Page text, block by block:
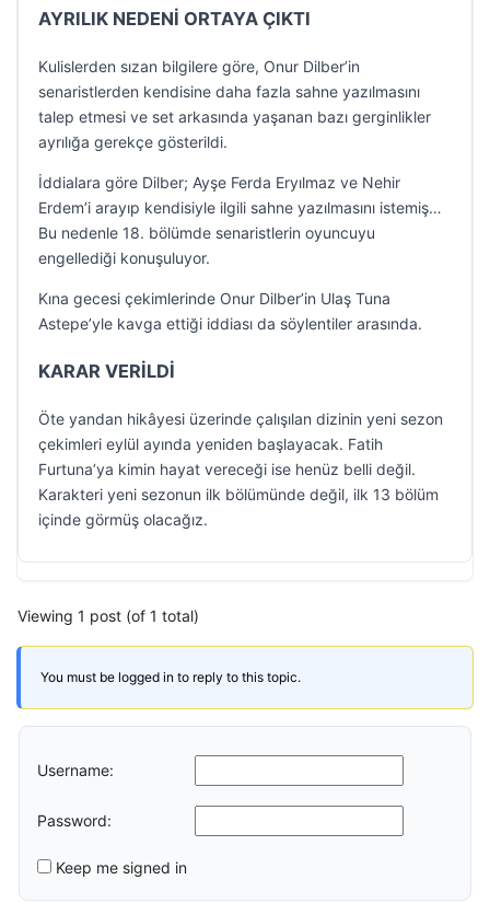
AYRILIK NEDENİ ORTAYA ÇIKTI
Kulislerden sızan bilgilere göre, Onur Dilber’in
senaristlerden kendisine daha fazla sahne yazılmasını
talep etmesi ve set arkasında yaşanan bazı gerginlikler
ayrılığa gerekçe gösterildi.
İddialara göre Dilber; Ayşe Ferda Eryılmaz ve Nehir
Erdem’i arayıp kendisiyle ilgili sahne yazılmasını istemiş…
Bu nedenle 18. bölümde senaristlerin oyuncuyu
engellediği konuşuluyor.
Kına gecesi çekimlerinde Onur Dilber’in Ulaş Tuna
Astepe’yle kavga ettiği iddiası da söylentiler arasında.
KARAR VERİLDİ
Öte yandan hikâyesi üzerinde çalışılan dizinin yeni sezon
çekimleri eylül ayında yeniden başlayacak. Fatih
Furtuna’ya kimin hayat vereceği ise henüz belli değil.
Karakteri yeni sezonun ilk bölümünde değil, ilk 13 bölüm
içinde görmüş olacağız.
Viewing 1 post (of 1 total)
You must be logged in to reply to this topic.
Username:
Password:
Keep me signed in